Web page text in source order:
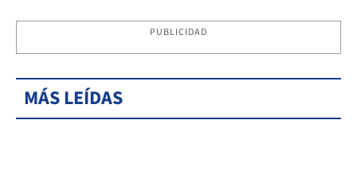
PUBLICIDAD
MÁS LEÍDAS